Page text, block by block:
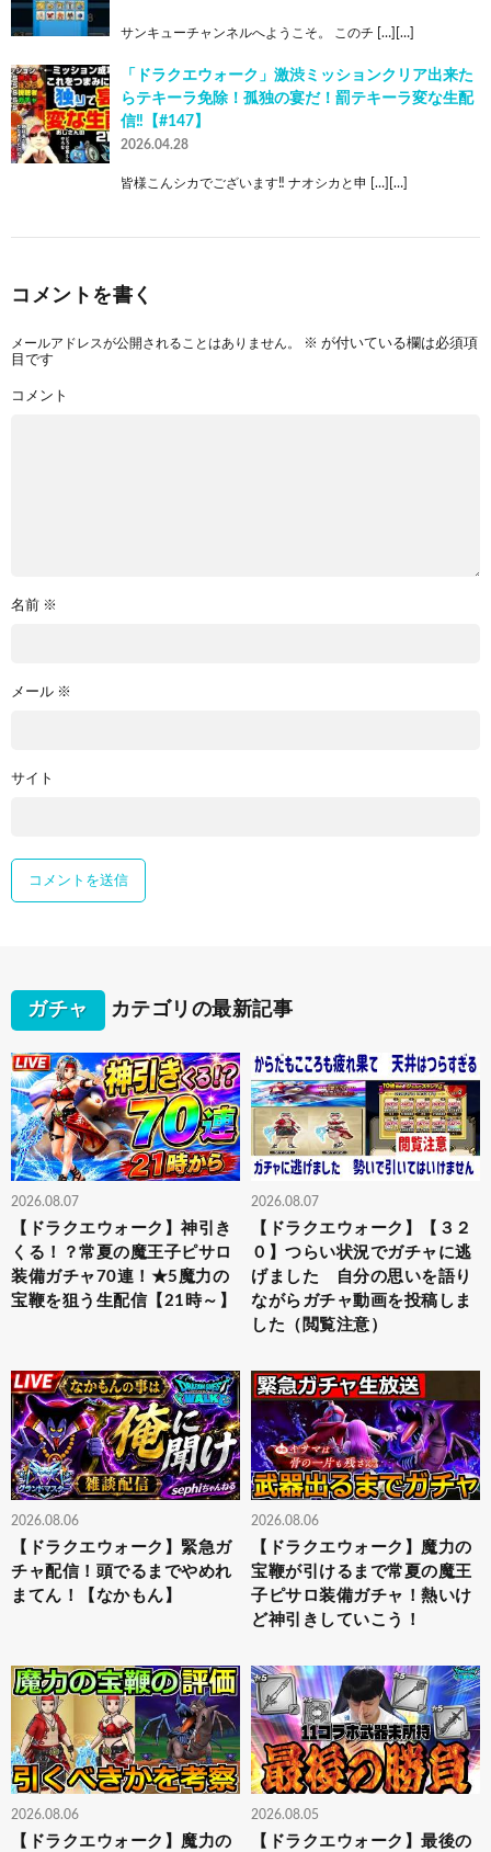
サンキューチャンネルへようこそ。 このチ […][…]
「ドラクエウォーク」激渋ミッションクリア出来た
らテキーラ免除！孤独の宴だ！罰テキーラ変な生配
信‼【#147】
2026.04.28
皆様こんシカでございます‼ ナオシカと申 […][…]
コメントを書く
メールアドレスが公開されることはありません。 ※ が付いている欄は必須項
目です
コメント
名前 ※
メール ※
サイト
ガチャ カテゴリの最新記事
2026.08.07
【ドラクエウォーク】神引き
くる！？常夏の魔王子ピサロ
装備ガチャ70連！★5魔力の
宝鞭を狙う生配信【21時～】
2026.08.07
【ドラクエウォーク】【３２
０】つらい状況でガチャに逃
げました 自分の思いを語り
ながらガチャ動画を投稿しま
した（閲覧注意）
2026.08.06
【ドラクエウォーク】緊急ガ
チャ配信！頭でるまでやめれ
まてん！【なかもん】
2026.08.06
【ドラクエウォーク】魔力の
宝鞭が引けるまで常夏の魔王
子ピサロ装備ガチャ！熱いけ
ど神引きしていこう！
2026.08.06
【ドラクエウォーク】魔力の
2026.08.05
【ドラクエウォーク】最後の